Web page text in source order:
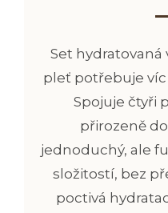
Set hydratovaná
pleť potřebuje víc
Spojuje čtyři
přirozeně
jednoduchý, ale
složitostí, bez
poctivá